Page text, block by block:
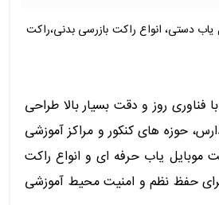
دستی، انواع راکت بازرسی بدنی،راکت
روز و دقت بسیار بالا طراحی
حوزه های کنکور و مراکز آموزشی
موبایل یاب حرفه ای و انواع راکت
برای حفظ نظم و امنیت محیط آموزشی